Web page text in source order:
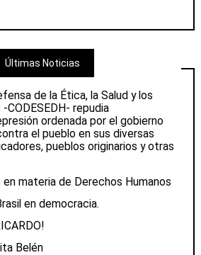
Últimas Noticias
de la Ética, la Salud y los
CODESEDH- repudia
ordenada por el gobierno
el pueblo en sus diversas
pueblos originarios y otras
materia de Derechos Humanos
en democracia.
Belén